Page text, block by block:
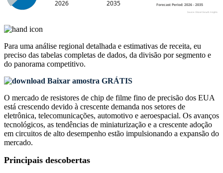
Para uma análise regional detalhada e estimativas de receita, eu
preciso das tabelas completas de dados, da divisão por segmento e
do panorama competitivo.
Baixar amostra GRÁTIS
O mercado de resistores de chip de filme fino de precisão dos EUA
está crescendo devido à crescente demanda nos setores de
eletrônica, telecomunicações, automotivo e aeroespacial. Os avanços
tecnológicos, as tendências de miniaturização e a crescente adoção
em circuitos de alto desempenho estão impulsionando a expansão do
mercado.
Principais descobertas